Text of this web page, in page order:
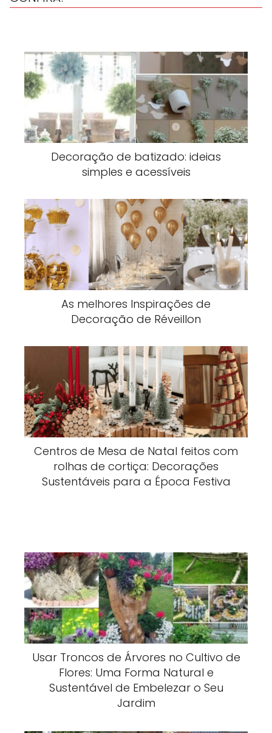
Decoração de batizado: ideias
simples e acessíveis
As melhores Inspirações de
Decoração de Réveillon
Centros de Mesa de Natal feitos com
rolhas de cortiça: Decorações
Sustentáveis para a Época Festiva
Usar Troncos de Árvores no Cultivo de
Flores: Uma Forma Natural e
Sustentável de Embelezar o Seu
Jardim